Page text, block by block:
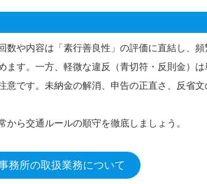
数や内容は「素行善良性」の評価に直結し、
ます。一方、軽微な違反（青切符・反則金）
意です。未納金の解消、申告の正直さ、反省
ら交通ルールの順守を徹底しましょう。
務所の取扱業務について